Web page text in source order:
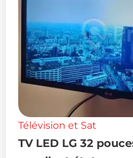
Télévision et Sat
TV LED LG 32